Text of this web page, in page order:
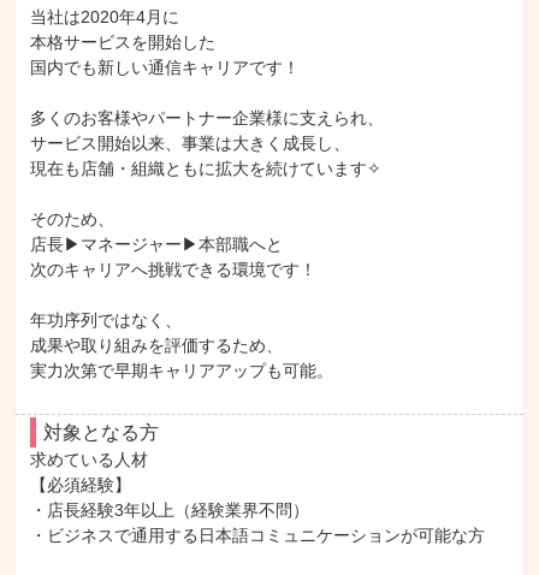
当社は2020年4月に
本格サービスを開始した
国内でも新しい通信キャリアです！
多くのお客様やパートナー企業様に支えられ、
サービス開始以来、事業は大きく成長し、
現在も店舗・組織ともに拡大を続けています✧
そのため、
店長▶マネージャー▶本部職へと
次のキャリアへ挑戦できる環境です！
年功序列ではなく、
成果や取り組みを評価するため、
実力次第で早期キャリアアップも可能。
対象となる方
求めている人材
【必須経験】
・店長経験3年以上（経験業界不問）
・ビジネスで通用する日本語コミュニケーションが可能な方